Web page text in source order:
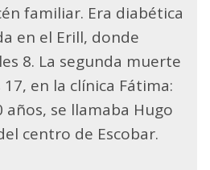
familiar. Era diabética
en el Erill, donde
8. La segunda muerte
en la clínica Fátima:
años, se llamaba Hugo
centro de Escobar.